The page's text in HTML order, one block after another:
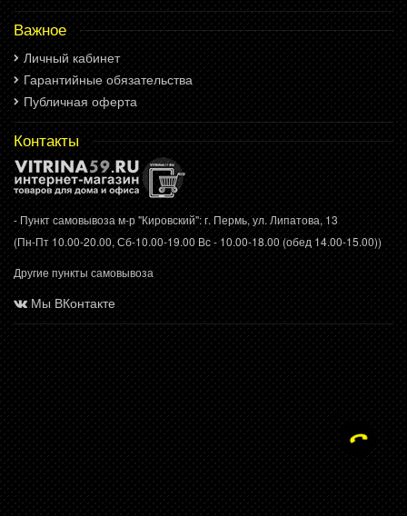
Важное
Личный кабинет
Гарантийные обязательства
Публичная оферта
Контакты
- Пункт самовывоза м-р "Кировский": г. Пермь, ул. Липатова, 13
(Пн-Пт 10.00-20.00, Сб-10.00-19.00 Вс - 10.00-18.00 (обед 14.00-15.00))
Другие пункты самовывоза
Мы ВКонтакте